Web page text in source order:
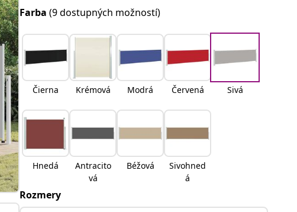
Farba(9 dostupných možností)
Čierna Krémová Modrá Červená Sivá
Hnedá
Antracito
vá
Béžová
Sivohned
á
Rozmery